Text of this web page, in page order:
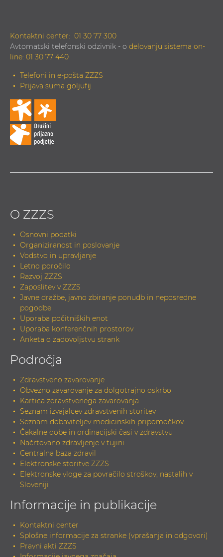
Kontaktni center: 01 30 77 300
Avtomatski telefonski odzivnik - o delovanju sistema on-
line: 01 30 77 440
Telefoni in e-pošta ZZZS
Prijava suma goljufij
O ZZZS
Osnovni podatki
Organiziranost in poslovanje
Vodstvo in upravljanje
Letno poročilo
Razvoj ZZZS
Zaposlitev v ZZZS
Javne dražbe, javno zbiranje ponudb in neposredne
pogodbe
Uporaba počitniških enot
Uporaba konferenčnih prostorov
Anketa o zadovoljstvu strank
Področja
Zdravstveno zavarovanje
Obvezno zavarovanje za dolgotrajno oskrbo
Kartica zdravstvenega zavarovanja
Seznam izvajalcev zdravstvenih storitev
Seznam dobaviteljev medicinskih pripomočkov
Čakalne dobe in ordinacijski časi v zdravstvu
Načrtovano zdravljenje v tujini
Centralna baza zdravil
Elektronske storitve ZZZS
Elektronske vloge za povračilo stroškov, nastalih v
Sloveniji
Informacije in publikacije
Kontaktni center
Splošne informacije za stranke (vprašanja in odgovori)
Pravni akti ZZZS